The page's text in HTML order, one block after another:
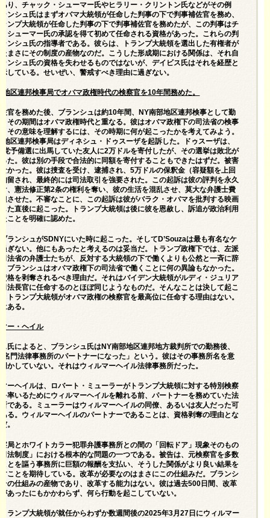
り、チャック・シューマー氏やヒラリー・クリントン氏などがその例
ンシュ氏はまずオバマ大統領が任命した判事の下で判事補佐官を務め、
ンプ大統領が任命した判事の下で判事補佐官を務めたが、この判事はチ
シューマー氏の承認を得て初めて任命される資格があった。これらの判
ンシュ氏の指導者である。彼らは、トランプ大統領を選出した有権者が
まさにその制度の産物なのだ。こうした形成期における関係は、それ自
ンシュ氏の資格を失わせるものではないが、デイビス氏はそれを経歴と
している。せいぜい、警戒すべき理由に過ぎない。
地区連邦検事局でオバマ政権時代の検察官を10年間務めた。
官を務めた後、ブランシュは約10年間、NY南部地区連邦検事として勤
その期間はオバマ政権時代と重なる。彼はオバマ政権下の司法省の検事
その意味を理解するには、その時期に何が起こったかを考えてみよう。
地区連邦検事局はディネシュ・ドゥスーザを起訴した。ドゥスーザは、
党予備選に出馬していた友人に2万ドルを寄付したが、その選挙は敗北が
た。彼は別の手段で合法的に同額を寄付することもできたはずだ。被害
かった。彼は捜査を受け、逮捕され、5万ドルの保釈金（容疑額を上回
留され、最終的には司法取引を強要された。この起訴は彼の評判を永久
、憲法修正第2条の権利を奪い、彼の生活を混乱させ、莫大な弁護士費
させた。不審なことに、この起訴は彼がバラク・オバマを批判する映画
た直後に起こった。トランプ大統領は後に彼を恩赦し、訴追が政治利用
ことを明確に認めた。
ランシュがSDNYにいた時に起こった。そしてD’Souzaは最も有名なケ
ぎない。他にもあったと考えるのは妥当だ。トランプ政権下では、左派
法省の弁護士たちが、反対する大統領の下で働くよりも公然と一斉に辞
ブランシュはオバマ政権下の司法省で働くことに何の異論もなかった。
格を剥奪されるべき理由だ。それはバイデン大統領がルディ・ジュリア
法長官に任命するのとほぼ同じようなものだ。そんなことは決して起こ
トランプ大統領がオバマ政権の検察官を最高位に任命する理由はない。
ある。
ー・ヘイル
氏によると、ブランシュ氏はNY南部地区連邦地方裁判所での勤務後、
名門法律事務所のパートナーになった」という。彼はその事務所名を意
かしていない。 それはウィルマーヘイル法律事務所だった。
ーヘイルは、ロバート・ミューラーがトランプ大統領に対する特別検察
率いるためにウィルマーヘイルを離れる前、パートナーを務めていた法
である。ミューラーはウィルマーヘイルの同僚、あるいは友人だった可
る。ウィルマーヘイルのパートナーであることは、資格剥奪の理由とな
。
局とホワイトカラー犯罪弁護事務所との間の「回転ドア」現象そのもの
法制度」における根本的な問題の一つである。被告は、元検察官を多数
とを謳う事務所に巨額の報酬を支払い、そうした関係がより良い結果を
ことを期待している。改革が必要なのはまさにこの仕組みだ。ブランシ
の仕組みの産物であり、改革する能力はない。彼は過去500日間、改革
あったにもかかわらず、何ら行動を起こしていない。
ランプ大統領が就任からわずか数週間後の2025年3月27日にウィルマー